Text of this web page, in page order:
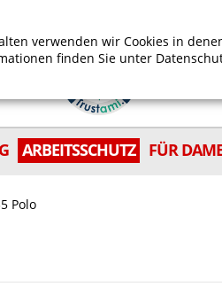
ARBEITSSCHUTZ FÜR
Polo
verwenden wir Cookies in
finden Sie unter